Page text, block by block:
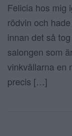
Felicia hos mig
rödvin och
innan det så
salongen som
vinkvällarna en
precis […]